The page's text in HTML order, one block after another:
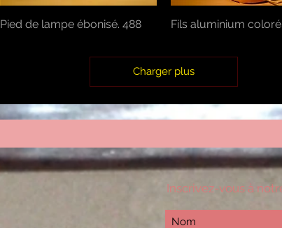
Aperçu rapide
Pied de lampe ébonisé. 488 Aperçu rapide
Fils aluminium
Charger plus
Inscrivez-vous à